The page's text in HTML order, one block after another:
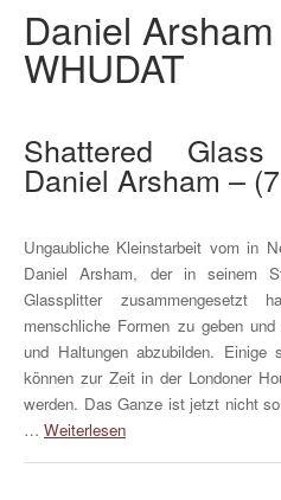
Daniel
WHUDAT
Shattered
Daniel Arsham –
Ungaubliche Kleinstarbeit vom in
Daniel Arsham, der in seinem
Glassplitter zusammengesetzt
menschliche Formen zu geben
und Haltungen abzubilden. Einige
können zur Zeit in der Londoner
werden. Das Ganze ist jetzt nicht
… Weiterlesen